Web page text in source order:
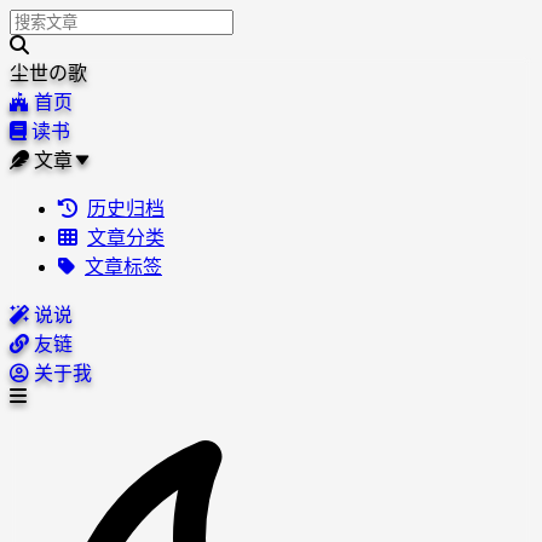
尘世の歌
首页
读书
文章
历史归档
文章分类
文章标签
说说
友链
关于我